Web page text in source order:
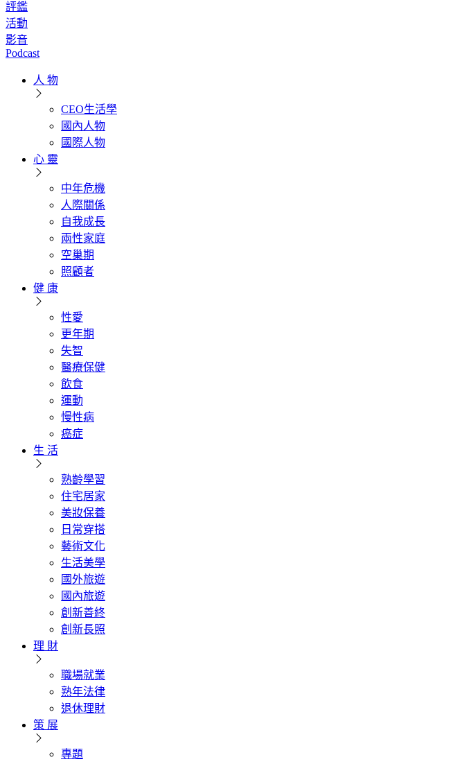
評鑑
活動
影音
Podcast
人 物
CEO生活學
國內人物
國際人物
心 靈
中年危機
人際關係
自我成長
兩性家庭
空巢期
照顧者
健 康
性愛
更年期
失智
醫療保健
飲食
運動
慢性病
癌症
生 活
熟齡學習
住宅居家
美妝保養
日常穿搭
藝術文化
生活美學
國外旅遊
國內旅遊
創新善終
創新長照
理 財
職場就業
熟年法律
退休理財
策 展
專題